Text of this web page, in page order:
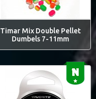
Timar Mix Double Pellet
Dumbels 7-11mm